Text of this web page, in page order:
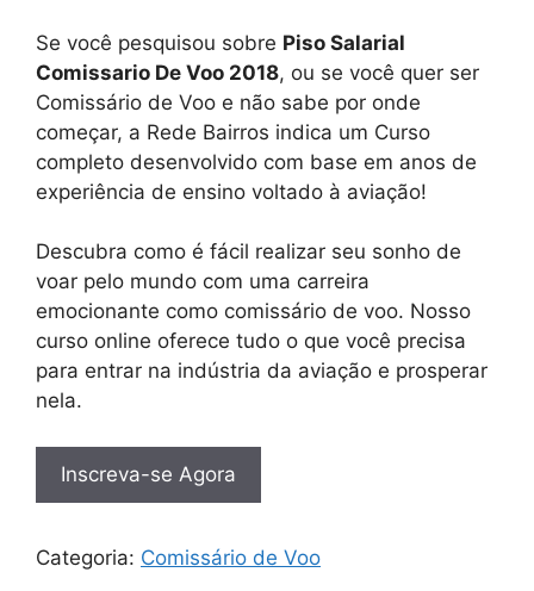
Se você pesquisou sobre Piso Salarial
Comissario De Voo 2018, ou se você quer ser
Comissário de Voo e não sabe por onde
começar, a Rede Bairros indica um Curso
completo desenvolvido com base em anos de
experiência de ensino voltado à aviação!
Descubra como é fácil realizar seu sonho de
voar pelo mundo com uma carreira
emocionante como comissário de voo. Nosso
curso online oferece tudo o que você precisa
para entrar na indústria da aviação e prosperar
nela.
Inscreva-se Agora
Categoria: Comissário de Voo